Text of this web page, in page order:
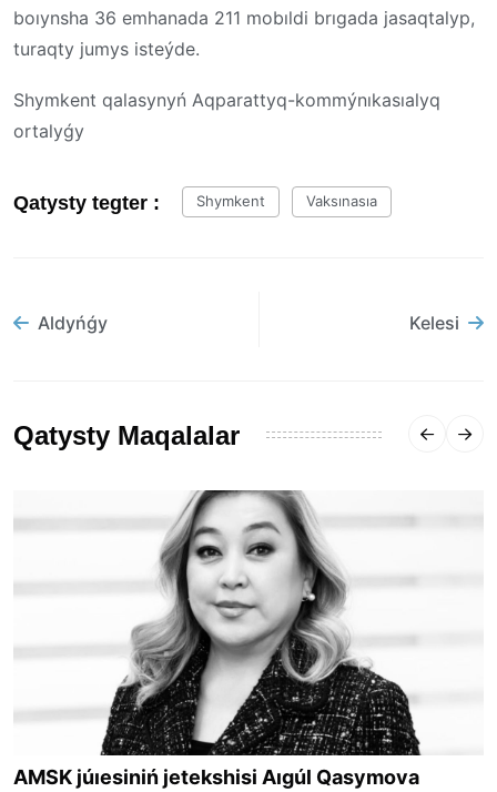
boıynsha 36 emhanada 211 mobıldi brıgada jasaqtalyp,
turaqty jumys isteýde.
Shymkent qalasynyń Aqparattyq-kommýnıkasıalyq
ortalyǵy
Qatysty tegter : Shymkent Vaksınasıa
Aldyńǵy Kelesi
Qatysty Maqalalar
AMSK júıesiniń jetekshisi Aıgúl Qasymova